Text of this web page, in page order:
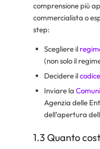
comprensione più
commercialista o
step:
Scegliere il
(non solo il
Decidere il
Inviare la
Agenzia delle
dell’apertura
1.3 Quanto